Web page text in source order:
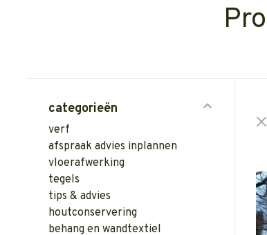
categorieën
verf
afspraak advies inplannen
vloerafwerking
tegels
tips & advies
houtconservering
behang en wandtextiel